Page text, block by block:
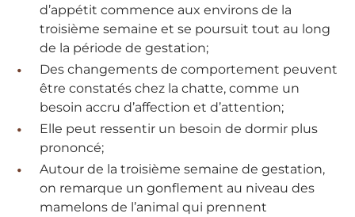
d’appétit commence aux environs de la
troisième semaine et se poursuit tout au long
de la période de gestation;
Des changements de comportement peuvent
être constatés chez la chatte, comme un
besoin accru d’affection et d’attention;
Elle peut ressentir un besoin de dormir plus
prononcé;
Autour de la troisième semaine de gestation,
on remarque un gonflement au niveau des
mamelons de l’animal qui prennent